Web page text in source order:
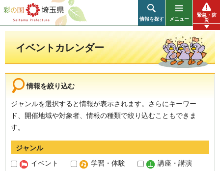
彩の国 埼玉県
情報を探す メニュー
緊急・防
災
イベントカレンダー
情報を絞り込む
ジャンルを選択すると情報が表示されます。さらにキーワー
ド、開催地域や対象者、情報の種類で絞り込むこともできま
す。
ジャンル
イベント
学習・体験
講座・講演